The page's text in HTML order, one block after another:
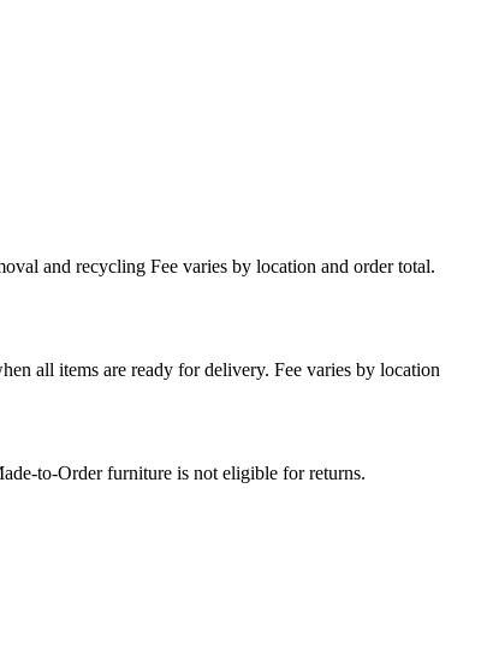
and recycling Fee varies by location and order total.
all items are ready for delivery. Fee varies by location
to-Order furniture is not eligible for returns.